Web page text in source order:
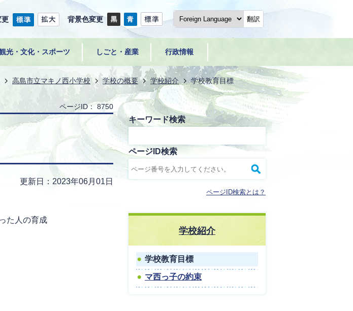
更 背景色変更 翻訳
光・文化・スポーツ しごと・産業 行政情報
高島市立マキノ西小学校 学校の概要 学校紹介 学校教育目標
ページID： 8750
更新日：2023年06月01日
た人の育成
キーワード検索
ページID検索
ページID検索とは？
学校紹介
学校教育目標
マ西っ子の約束